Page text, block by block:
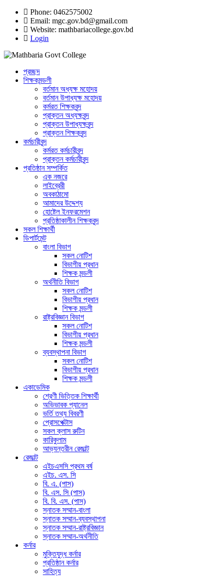
Phone: 0462575002
Email: mgc.gov.bd@gmail.com
Website: mathbariacollege.gov.bd
Login
প্রচ্ছদ
শিক্ষকমন্ডলী
বর্তমান অধ্যক্ষ মহোদয়
বর্তমান ‌উপাধ্যক্ষ মহোদয়
কর্মরত শিক্ষকবৃন্দ
প্রাক্তন অধ্যক্ষবৃন্দ
প্রাক্তন উপাধ্যক্ষবৃন্দ
প্রাক্তন শিক্ষকবৃন্দ
কর্মচারীবৃন্দ
কর্মরত কর্মচারীবৃন্দ
প্রাক্তন কর্মচারীবৃন্দ
প্রতিষ্ঠান সম্পর্কিত
এক নজরে
লাইব্রেরী
অবকাঠামো
আমাদের উদ্দেশ্য
হোষ্টেল ইনফরমেশন
প্রতিষ্ঠাকালীন শিক্ষকবৃন্দ
সকল শিক্ষার্থী
ডিপার্টমেন্ট
বাংলা বিভাগ
সকল নোটিশ
বিভাগীয় প্রধান
শিক্ষক মন্ডলী
অর্থনীতি বিভাগ
সকল নোটিশ
বিভাগীয় প্রধান
শিক্ষক মন্ডলী
রাষ্ট্রবিজ্ঞান বিভাগ
সকল নোটিশ
বিভাগীয় প্রধান
শিক্ষক মন্ডলী
ব্যবস্থাপনা বিভাগ
সকল নোটিশ
বিভাগীয় প্রধান
শিক্ষক মন্ডলী
একাডেমিক
শ্রেণী ভিত্তিক শিক্ষার্থী
অভিভাবক প্যানেল
ভর্তি তথ্য বিবরণী
প্রোসপেক্টাস
সকল ক্লাস রুটিন
কারিকুলাম
আভ্যন্তরীন রেজাল্ট
রেজাল্ট
এইচএসসি প্রথম বর্ষ
এইচ. এস. সি
বি. এ. (পাস)
বি. এস. সি (পাস)
বি. বি. এস. (পাস)
স্নাতক সম্মান-বাংলা
স্নাতক সম্মান-ব্যবস্থাপনা
স্নাতক সম্মান-রাষ্ট্রবিজ্ঞান
স্নাতক সম্মান-অর্থনীতি
কর্নার
মুক্তিযুদ্ধ কর্নার
প্রতিষ্ঠান কর্নার
সাহিত্য